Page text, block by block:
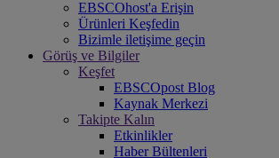
EBSCOhost'a Erişin
Ürünleri Keşfedin
Bizimle iletişime geçin
Görüş ve Bilgiler
Keşfet
EBSCOpost Blog
Kaynak Merkezi
Takipte Kalın
Etkinlikler
Haber Bültenleri